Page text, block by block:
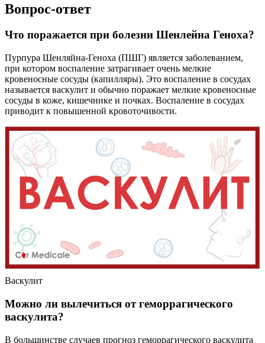
Вопрос-ответ
Что поражается при болезни Шенлейна Геноха?
Пурпура Шенляйна-Геноха (ПШГ) является заболеванием,
при котором воспаление затрагивает очень мелкие
кровеносные сосуды (капилляры). Это воспаление в сосудах
называется васкулит и обычно поражает мелкие кровеносные
сосуды в коже, кишечнике и почках. Воспаление в сосудах
приводит к повышенной кровоточивости.
Васкулит
Можно ли вылечиться от геморрагического
васкулита?
В большинстве случаев прогноз геморрагического васкулита